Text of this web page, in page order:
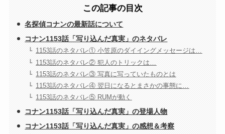
この記事の目次
名探偵コナンの最新話について
コナン1153話「写り込んだ真実」のネタバレ
1153話のネタバレ① 小笠原のダイイングメッセージは…
1153話のネタバレ② 犯人のトリックは…
1153話のネタバレ③ 写真に写っていたものとは
1153話のネタバレ④ 翌日になるとまさかの事態に…
1153話のネタバレ⑤ RUMが動く
コナン1153話「写り込んだ真実」の登場人物
コナン1153話「写り込んだ真実」の感想＆考察